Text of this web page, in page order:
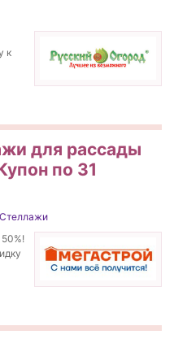
к
для рассады
по 31
Стеллажи